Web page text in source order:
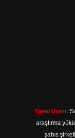
Yasal Uyarı:
araştırma
şahıs